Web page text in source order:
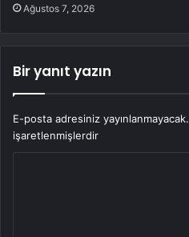
Ağustos 7, 2026
Bir yanıt yazın
E-posta adresiniz yayınlanmayacak.
işaretlenmişlerdir